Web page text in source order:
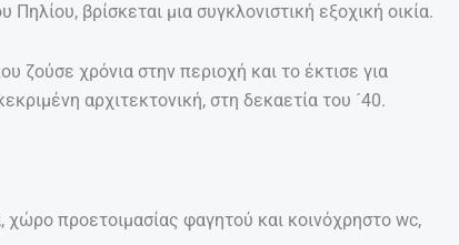
βρίσκεται μια συγκλονιστική εξοχική οικία.
ζούσε χρόνια στην περιοχή και το έκτισε για
αρχιτεκτονική, στη δεκαετία του ´40.
προετοιμασίας φαγητού και κοινόχρηστο wc,